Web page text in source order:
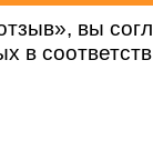
вы
в